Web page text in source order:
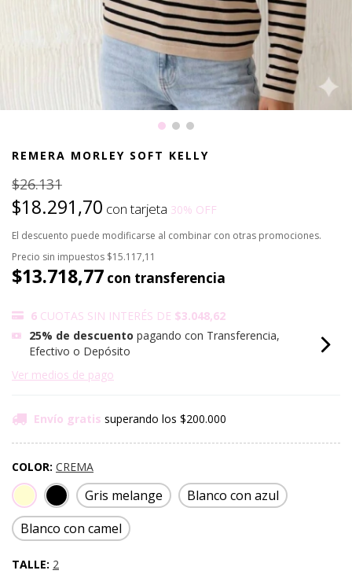
REMERA MORLEY SOFT KELLY
$26.131
$18.291,70 con tarjeta 30% OFF
El descuento puede modificarse al combinar con otras promociones.
Precio sin impuestos $15.117,11
$13.718,77 con transferencia
6 CUOTAS SIN INTERÉS DE $3.048,62
25% de descuento pagando con Transferencia,
Efectivo o Depósito
Ver medios de pago
Envío gratis superando los $200.000
COLOR: CREMA
Gris melange
Blanco con azul
Blanco con camel
TALLE: 2